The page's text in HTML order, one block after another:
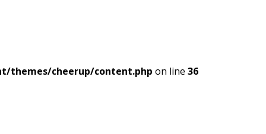
themes/cheerup/content.php on line 36